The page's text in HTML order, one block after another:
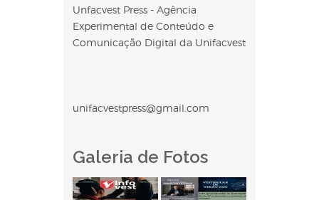
Unfacvest Press - Agência
Experimental de Conteúdo e
Comunicação Digital da Unifacvest
unifacvestpress@gmail.com
Galeria de Fotos